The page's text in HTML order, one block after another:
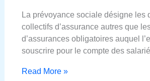
La prévoyance sociale désigne les
collectifs d’assurance autres que
d’assurances obligatoires auquel
souscrire pour le compte des
Read More »